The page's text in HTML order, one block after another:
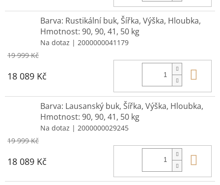
Barva: Rustikální buk, Šířka, Výška, Hloubka,
Hmotnost: 90, 90, 41, 50 kg
Na dotaz | 2000000041179
19 999 Kč
18 089 Kč
Barva: Lausanský buk, Šířka, Výška, Hloubka,
Hmotnost: 90, 90, 41, 50 kg
Na dotaz | 2000000029245
19 999 Kč
18 089 Kč